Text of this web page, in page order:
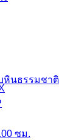
บหินธรรมชาติ
ซม.